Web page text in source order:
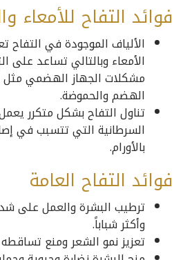
فوائد التفاح للأمعاء
الألياف الموجودة في
الأمعاء وبالتالي تساعد على
مشكلات الجهاز الهضمي مثل
الهضم والحموضة.
تناول التفاح بشكل متكرر
السرطانية التي تتسبب في
بالأورام.
فوائد التفاح العامة
ترطيب البشرة والعمل على
وأكثر شباباً.
تعزيز نمو الشعر ومنع